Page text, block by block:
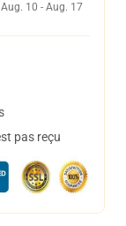
Aug. 10 - Aug. 17
pas reçu